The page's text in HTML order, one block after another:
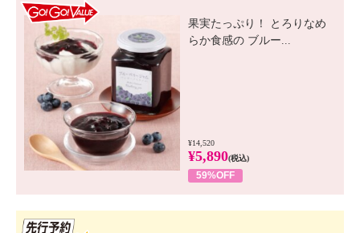
果実たっぷり！ とろりなめ
らか食感の ブルー...
¥14,520
¥5,890(税込)
59%OFF